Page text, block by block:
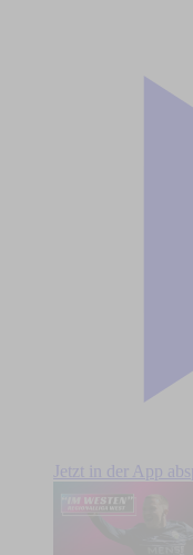
Jetzt in der App